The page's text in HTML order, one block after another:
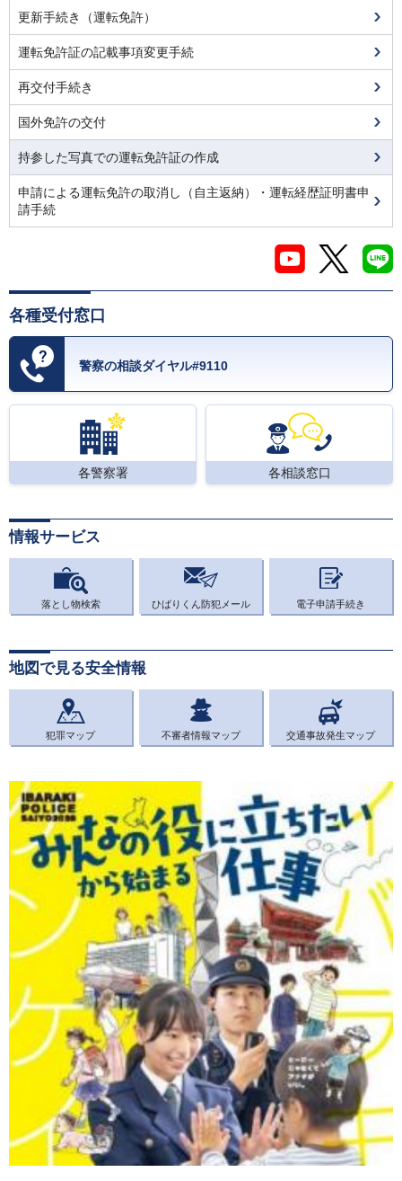
更新手続き（運転免許）
運転免許証の記載事項変更手続
再交付手続き
国外免許の交付
持参した写真での運転免許証の作成
申請による運転免許の取消し（自主返納）・運転経歴証明書申
請手続
各種受付窓口
警察の相談ダイヤル#9110
各警察署 各相談窓口
情報サービス
落とし物検索 ひばりくん防犯メール 電子申請手続き
地図で見る安全情報
犯罪マップ 不審者情報マップ 交通事故発生マップ